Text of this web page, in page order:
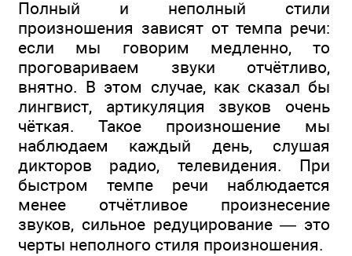
Полный и неполный стили
произношения зависят от темпа речи:
если мы говорим медленно, то
проговариваем звуки отчётливо,
внятно. В этом случае, как сказал бы
лингвист, артикуляция звуков очень
чёткая. Такое произношение мы
наблюдаем каждый день, слушая
дикторов радио, телевидения. При
быстром темпе речи наблюдается
менее отчётливое произнесение
звуков, сильное редуцирование — это
черты неполного стиля произношения.